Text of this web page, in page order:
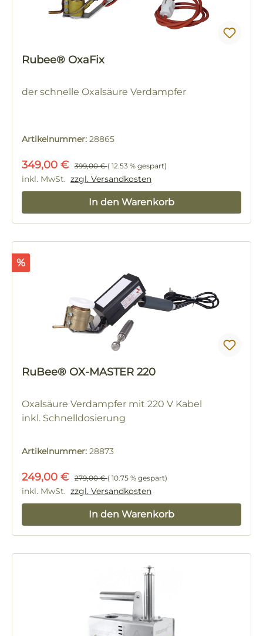
Rubee® OxaFix
der schnelle Oxalsäure Verdampfer
Artikelnummer: 28865
Verkaufspreis:
349,00 € Regulärer Preis:
399,00 €( 12.53 % gespart)
inkl. MwSt. zzgl. Versandkosten
In den Warenkorb
Rabatt
%
RuBee® OX-MASTER 220
Oxalsäure Verdampfer mit 220 V Kabel
inkl. Schnelldosierung
Artikelnummer: 28873
Verkaufspreis:
249,00 € Regulärer Preis:
279,00 €( 10.75 % gespart)
inkl. MwSt. zzgl. Versandkosten
In den Warenkorb